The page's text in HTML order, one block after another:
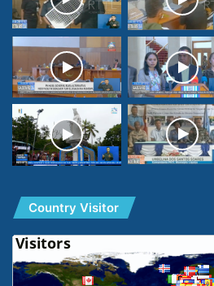
Country Visitor